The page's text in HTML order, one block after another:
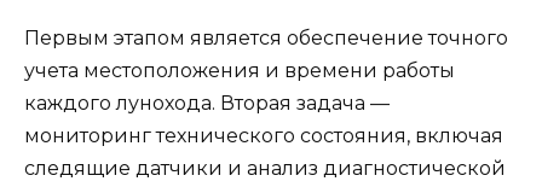
Первым этапом является обеспечение точного
учета местоположения и времени работы
каждого лунохода. Вторая задача —
мониторинг технического состояния, включая
следящие датчики и анализ диагностической